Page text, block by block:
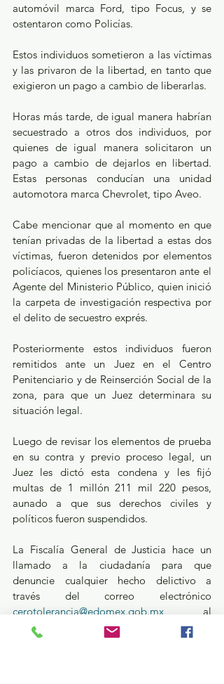
automóvil marca Ford, tipo Focus, y se
ostentaron como Policías.
Estos individuos sometieron a las víctimas
y las privaron de la libertad, en tanto que
exigieron un pago a cambio de liberarlas.
Horas más tarde, de igual manera habrían
secuestrado a otros dos individuos, por
quienes de igual manera solicitaron un
pago a cambio de dejarlos en libertad.
Estas personas conducían una unidad
automotora marca Chevrolet, tipo Aveo.
Cabe mencionar que al momento en que
tenían privadas de la libertad a estas dos
víctimas, fueron detenidos por elementos
policíacos, quienes los presentaron ante el
Agente del Ministerio Público, quien inició
la carpeta de investigación respectiva por
el delito de secuestro exprés.
Posteriormente estos individuos fueron
remitidos ante un Juez en el Centro
Penitenciario y de Reinserción Social de la
zona, para que un Juez determinara su
situación legal.
Luego de revisar los elementos de prueba
en su contra y previo proceso legal, un
Juez les dictó esta condena y les fijó
multas de 1 millón 211 mil 220 pesos,
aunado a que sus derechos civiles y
políticos fueron suspendidos.
La Fiscalía General de Justicia hace un
llamado a la ciudadanía para que
denuncie cualquier hecho delictivo a
cerotolerancia@edomex.gob.mx , al
número telefónico 800 7028770, o bien,
por medio de la aplicación FGJEdomex,